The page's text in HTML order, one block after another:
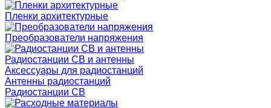
Пленки архитектурные
Преобразователи напряжения
Радиостанции CB и антенны
Аксессуары для радиостанций
Антенны радиостанций
Радиостанции CB